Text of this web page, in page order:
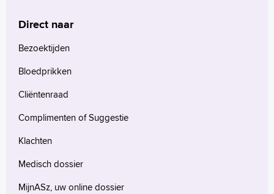
Contact
Direct naar
Bezoektijden
Bloedprikken
Cliëntenraad
Complimenten of Suggestie
Klachten
Medisch dossier
MijnASz, uw online dossier